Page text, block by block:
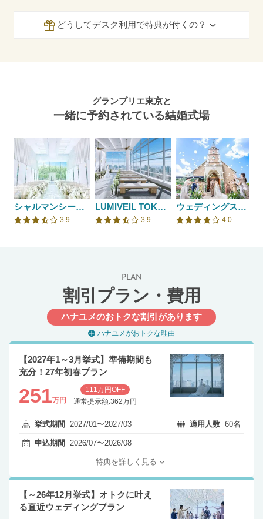
どうしてデスク利用で特典が付くの？
グランブリエ東京と
一緒に予約されている結婚式場
シャルマンシーナTOKYO
口コミ評価
3.9
LUMIVEIL TOKYO(ルミヴェール東京)
口コミ評価
3.9
ウェディングスホテル・ベルクラシック東京
口コミ評価
4.0
PLAN
割引プラン・費用
ハナユメのおトクな割引があります
ハナユメがおトクな理由
【2027年1～3月挙式】準備期間も
充分！27年初春プラン
251万円
111万円OFF
通常提示額:362万円
挙式期間 2027/01〜2027/03 適用人数 60名
申込期間 2026/07〜2026/08
特典を詳しく見る
【～26年12月挙式】オトクに叶え
る直近ウェディングプラン